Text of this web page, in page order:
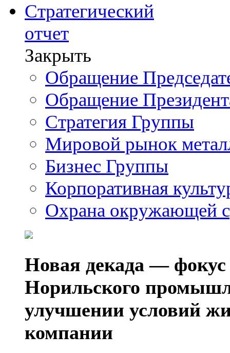
Стратегический
отчет
Закрыть
Обращение
Обращение
Стратегия Группы
Мировой рынок
Бизнес Группы
Корпоративная
Охрана окружающей
Новая декада — фокус
Норильского
улучшении условий
компании